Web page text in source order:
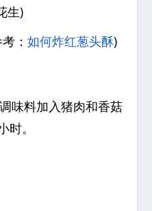
生)
： 如何炸红葱头酥)
味料加入猪肉和香菇
。